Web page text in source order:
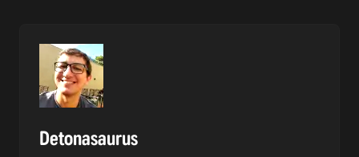
Detonasaurus